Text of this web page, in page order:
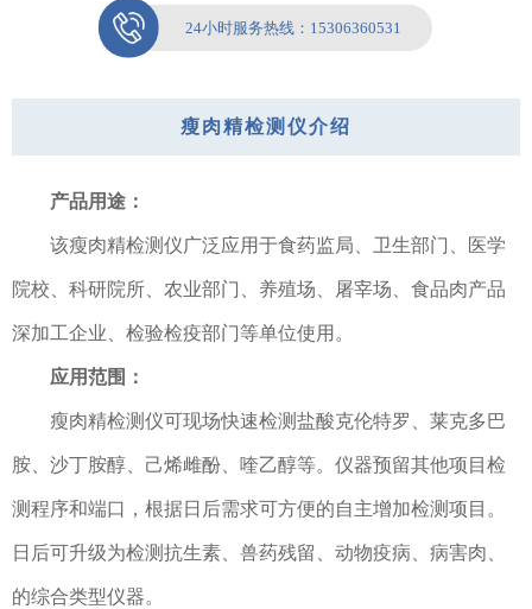
24小时服务热线： 15306360531
瘦肉精检测仪介绍
产品用途：
该瘦肉精检测仪广泛应用于食药监局、卫生部门、医学
院校、科研院所、农业部门、养殖场、屠宰场、食品肉产品
深加工企业、检验检疫部门等单位使用。
应用范围：
瘦肉精检测仪可现场快速检测盐酸克伦特罗、莱克多巴
胺、沙丁胺醇、己烯雌酚、喹乙醇等。仪器预留其他项目检
测程序和端口，根据日后需求可方便的自主增加检测项目。
日后可升级为检测抗生素、兽药残留、动物疫病、病害肉、
的综合类型仪器。